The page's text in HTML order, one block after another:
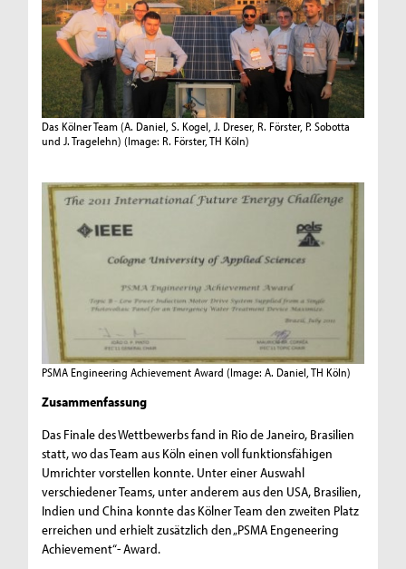
Das Kölner Team (A. Daniel, S. Kogel, J. Dreser, R. Förster, P. Sobotta
und J. Tragelehn) (Image: R. Förster, TH Köln)
PSMA Engineering Achievement Award (Image: A. Daniel, TH Köln)
Zusammenfassung
Das Finale des Wettbewerbs fand in Rio de Janeiro, Brasilien
statt, wo das Team aus Köln einen voll funktionsfähigen
Umrichter vorstellen konnte. Unter einer Auswahl
verschiedener Teams, unter anderem aus den USA, Brasilien,
Indien und China konnte das Kölner Team den zweiten Platz
erreichen und erhielt zusätzlich den „PSMA Engeneering
Achievement“- Award.